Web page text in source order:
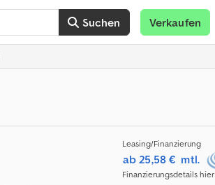
Suchen Verkaufen
Leasing/Finanzierung
ab 25,58 € mtl.
Finanzierungsdetails hier